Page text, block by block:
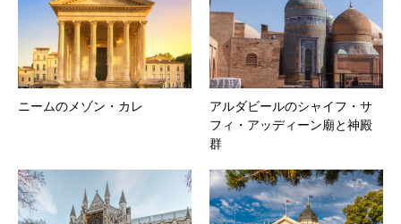
ニームのメゾン・カレ
アルダビールのシャイフ・サ
フィ・アッディーン廟と神殿
群